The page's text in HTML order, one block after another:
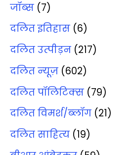
जॉब्‍स (7)
दलित इतिहास (6)
दलित उत्‍पीड़न (217)
दलित न्‍यूज़ (602)
दलित पॉलिटिक्‍स (79)
दलित विमर्श/ब्‍लॉग (21)
दलित साहित्‍य (19)